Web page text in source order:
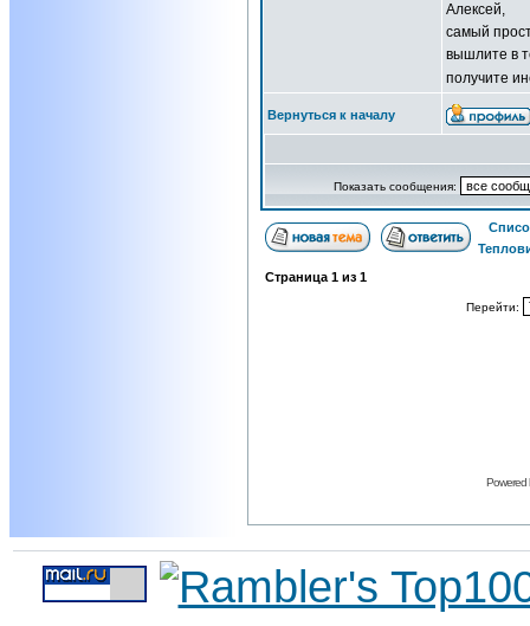
Алексей,
самый
вышлите в
получите
Вернуться к началу
Показать сообщения:
Страница 1 из 1
Перейти:
Powered